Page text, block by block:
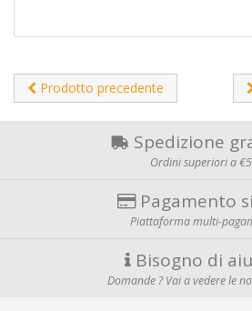
Prodotto precedente
Spedizione
Ordini superiori a
Pagamento
Piattaforma multi-
Bisogno di
Domande ? Vai a vedere le